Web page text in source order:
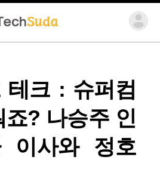
테크 : 슈퍼컴
죠? 나승주 인
이사와 정호